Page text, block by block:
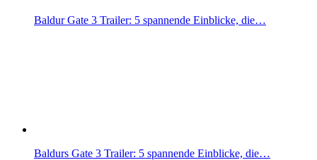
Baldur Gate 3 Trailer: 5 spannende Einblicke, die…
Baldurs Gate 3 Trailer: 5 spannende Einblicke, die…